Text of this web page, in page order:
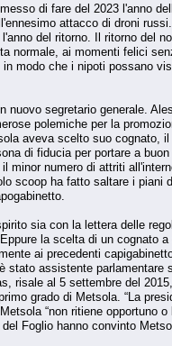
di fare del 2023 l'anno
attacco di droni
del ritorno. Il ritorno del
normale, ai momenti felici
modo che i nipoti possano
segretario generale.
polemiche per la
aveva scelto suo cognato,
di fiducia per portare a
numero di attriti
scoop ha fatto saltare i
sia con la lettera delle
la scelta di un cognato
ai precedenti
assistente
risale al 5 settembre del
grado di Metsola. “La
“non ritiene opportuno
Foglio hanno convinto